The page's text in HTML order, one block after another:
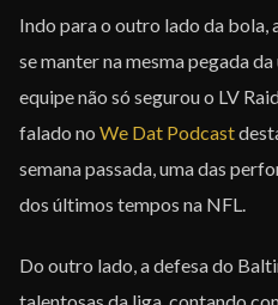
Indo para o outro lado da bola,
se manter na mesma pegada
equipe não só segurou o LV
falado no We Dat Podcast
semana passada, uma das
dos últimos tempos na NFL.
Do outro lado, a defesa do